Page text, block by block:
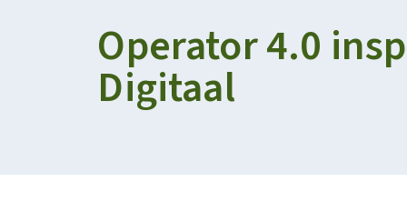
Operator 4.0
Digitaal